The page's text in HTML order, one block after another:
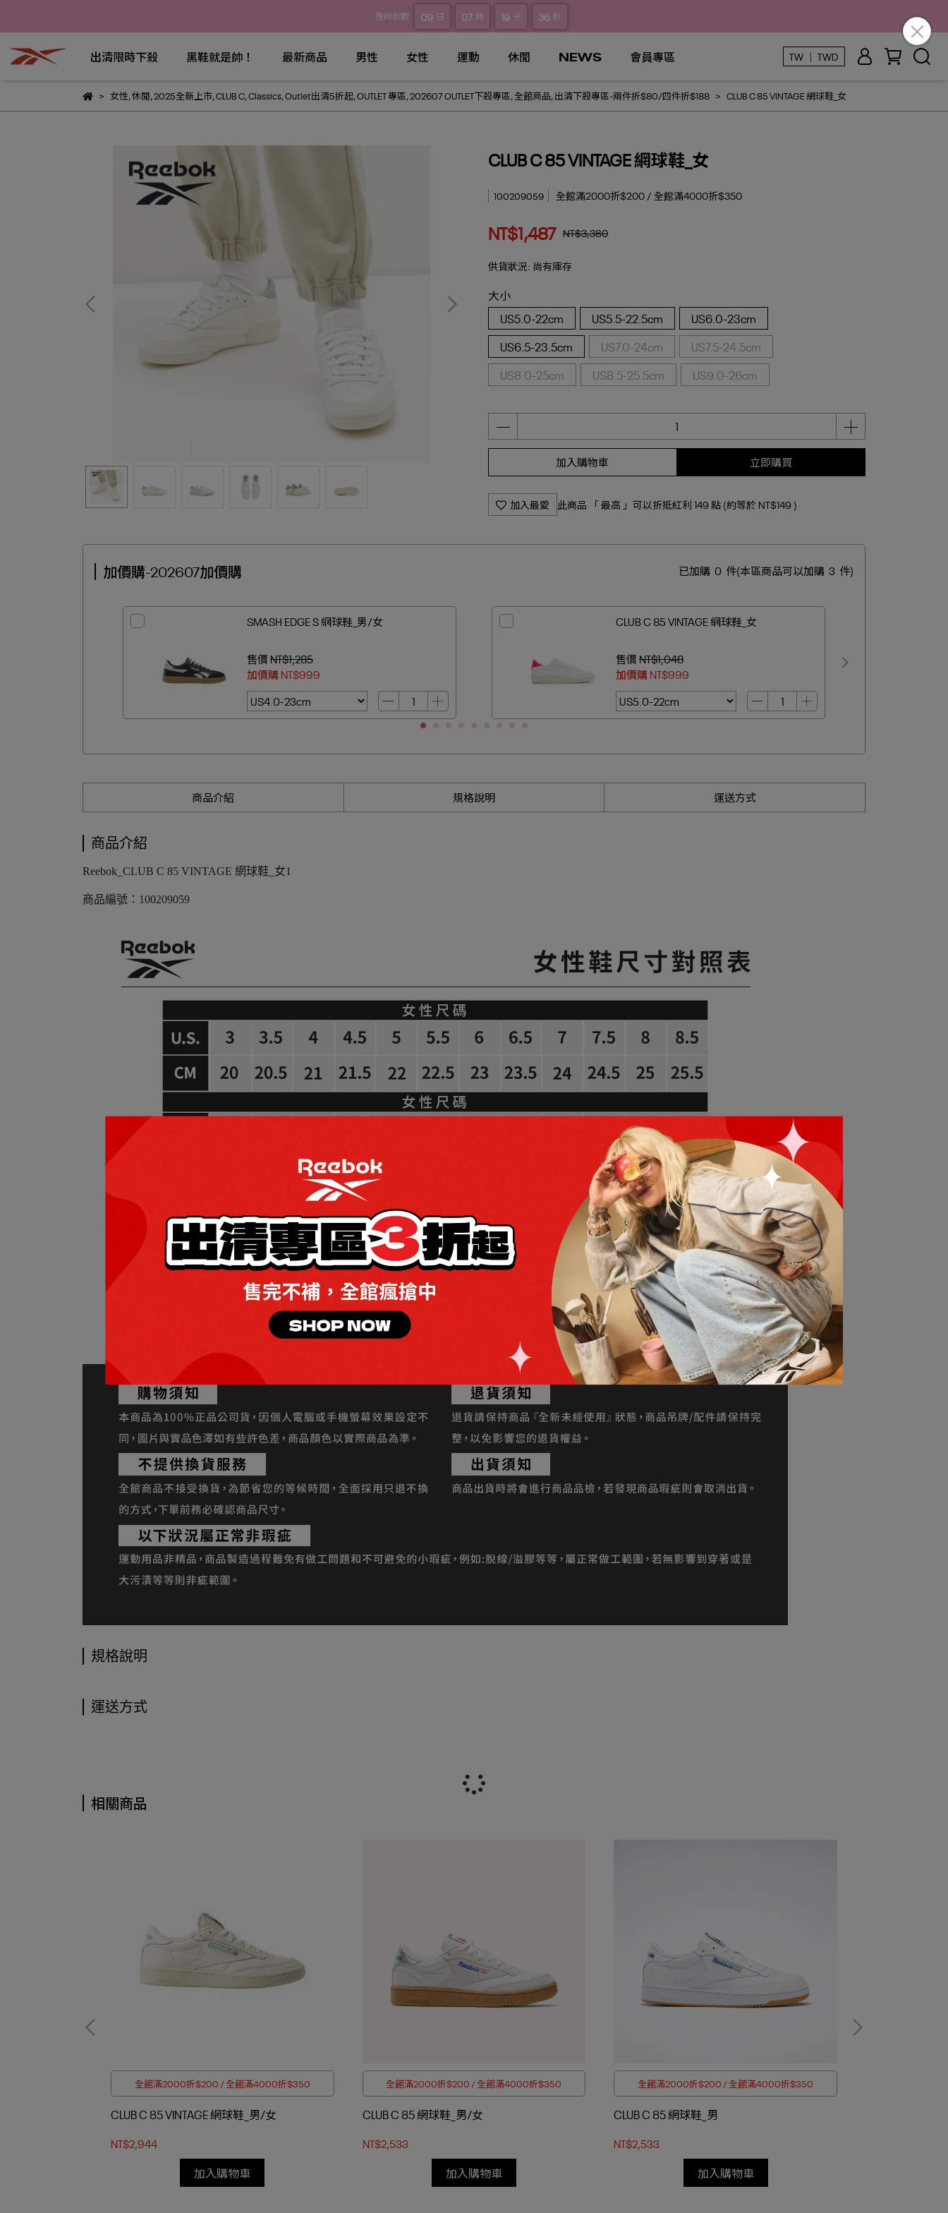
限時倒數 09 日 07 時 19 分 35 秒
出清限時下殺 黑鞋就是帥！ 最新商品 男性 女性 運動 休閒 NEWS 會員專區 TW ｜ TWD
女性,休閒,2025全新上市,CLUB C,Classics,Outlet出清5折起,OUTLET 專區,202607 OUTLET下殺專區,全館商品,出清下殺專區-兩件折$80/四件折$188 CLUB C 85 VINTAGE 網球鞋_女
CLUB C 85 VINTAGE 網球鞋_女
100209059 全館滿2000折$200 / 全館滿4000折$350
NT$1,487 NT$3,380
供貨狀況: 尚有庫存
大小
US5.0-22cm
US5.5-22.5cm
US6.0-23cm
US6.5-23.5cm
US7.0-24cm
US7.5-24.5cm
US8.0-25cm
US8.5-25.5cm US9.0-26cm
加入購物車 立即購買
加入最愛 此商品 「 最高 」可以折抵紅利 149點 (約等於 NT$149 )
加價購-202607加價購 已加購 0 件(本區商品可以加購 3 件)
SMASH EDGE S 網球鞋_男/女
售價NT$1,285
加價購NT$999
CLUB C 85 VINTAGE 網球鞋_女
售價NT$1,048
加價購NT$999
商品介紹 規格說明 運送方式
商品介紹
Reebok_CLUB C 85 VINTAGE 網球鞋_女1
商品編號：100209059
規格說明
運送方式
相關商品
全館滿2000折$200 / 全館滿4000折$350
CLUB C 85 VINTAGE 網球鞋_男/女
NT$2,944
加入購物車
全館滿2000折$200 / 全館滿4000折$350
CLUB C 85 網球鞋_男/女
NT$2,533
加入購物車
全館滿2000折$200 / 全館滿4000折$350
CLUB C 85 網球鞋_男
NT$2,533
加入購物車